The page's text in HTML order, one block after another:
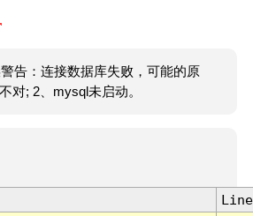
告：连接数据库失败，可能的原
对; 2、mysql未启动。
Line